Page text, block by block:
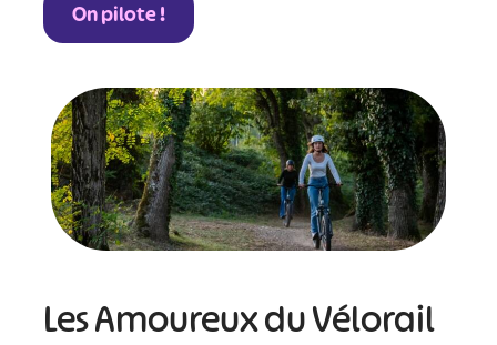
On pilote !
Les Amoureux du Vélorail